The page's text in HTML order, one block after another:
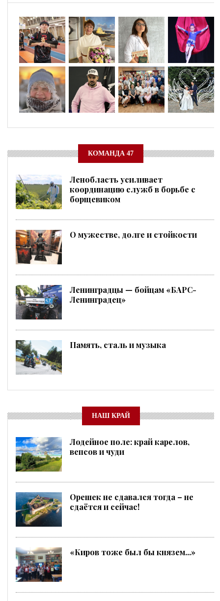
КОМАНДА 47
Ленобласть усиливает
координацию служб в борьбе с
борщевиком
О мужестве, долге и стойкости
Ленинградцы — бойцам «БАРС-
Ленинградец»
Память, сталь и музыка
НАШ КРАЙ
Лодейное поле: край карелов,
вепсов и чуди
Орешек не сдавался тогда – не
сдаётся и сейчас!
«Киров тоже был бы князем...»